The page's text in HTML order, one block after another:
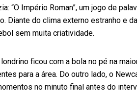
“O Império Roman”, um jogo de
Diante do clima externo estranho e
sem muita criatividade.
ficou com a bola no pé na
para a área. Do outro lado, o
no minuto final antes do